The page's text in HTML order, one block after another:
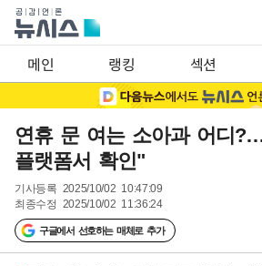
메인 랭킹 섹션
연휴 문 여는 소아과 어디
플랫폼서 확인"
기사등록 2025/10/02 10:47:09
최종수정 2025/10/02 11:36:24
구글에서 선호하는 매체로 추가